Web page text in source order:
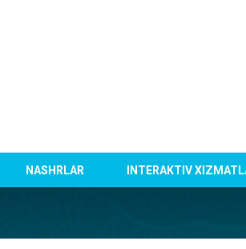
NASHRLAR INTERAKTIV